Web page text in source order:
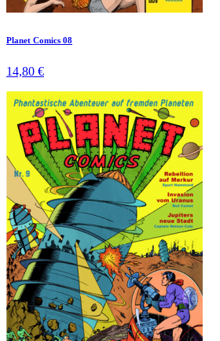
Planet Comics 08
14,80 €